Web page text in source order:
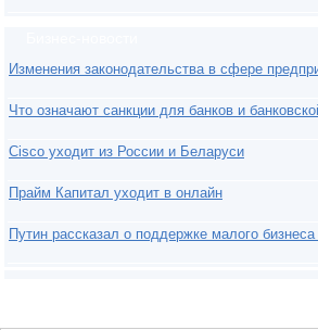
Изменения законодательства в сфере
Что означают санкции для банков и
Cisco уходит из России и Беларуси
Прайм Капитал уходит в онлайн
Путин рассказал о поддержке малого